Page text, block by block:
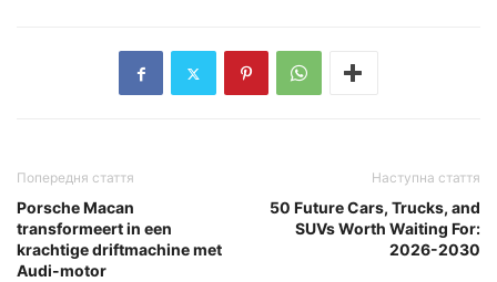
Попередня стаття
Porsche Macan
transformeert in een
krachtige driftmachine met
Audi-motor
Наступна стаття
50 Future Cars, Trucks, and
SUVs Worth Waiting For:
2026-2030